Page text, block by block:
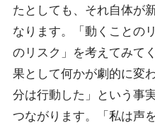
たとしても、それ自体が
なります。「動くことの
のリスク」を考えてみて
果として何かが劇的に変
分は行動した」という事
つながります。「私は声